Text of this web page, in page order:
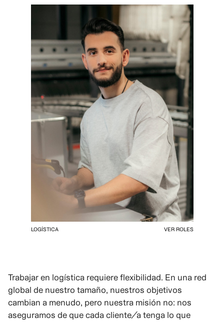
LOGÍSTICA VER ROLES
Trabajar en logística requiere flexibilidad. En una red
global de nuestro tamaño, nuestros objetivos
cambian a menudo, pero nuestra misión no: nos
aseguramos de que cada cliente/a tenga lo que